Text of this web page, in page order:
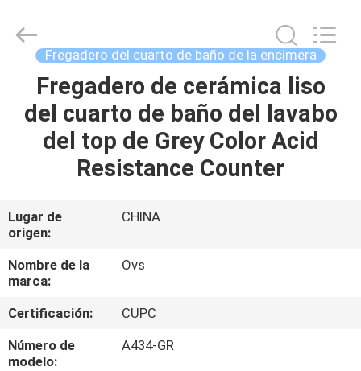
HOGAR
PRODUCTOS
NOSOTROS
VIAJE
DE
LA
FÁBRICA
baño
Proveedor.
bathroomstoilet.com.
Fregadero del cuarto de baño de la encimera
Fregadero de cerámica liso
del cuarto de baño del lavabo
del top de Grey Color Acid
Resistance Counter
Lugar de
origen:
CHINA
Nombre de la
marca:
Ovs
Certificación:
CUPC
Número de
modelo:
A434-GR